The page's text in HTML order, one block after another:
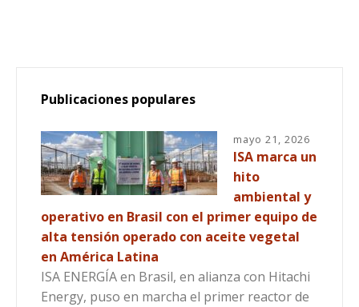
Publicaciones populares
mayo 21, 2026
ISA marca un
hito
ambiental y
operativo en Brasil con el primer equipo de
alta tensión operado con aceite vegetal
en América Latina
ISA ENERGÍA en Brasil, en alianza con Hitachi
Energy, puso en marcha el primer reactor de